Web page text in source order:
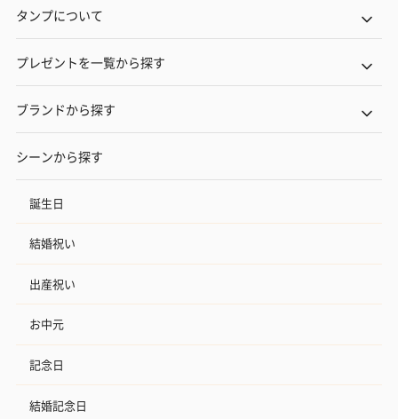
タンプについて
プレゼントを一覧から探す
ブランドから探す
シーンから探す
誕生日
結婚祝い
出産祝い
お中元
記念日
結婚記念日